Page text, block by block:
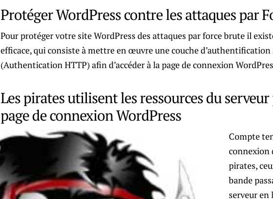
Protéger WordPress contre les attaques par
Pour protéger votre site WordPress des attaques par force brute il
efficace, qui consiste à mettre en œuvre une couche
(Authentication HTTP) afin d’accéder à la page de connexion
Les pirates utilisent les ressources du
page de connexion WordPress
Compte
connexion
pirates,
bande
serveur en